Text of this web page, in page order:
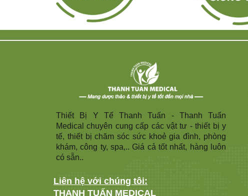
Thiết Bị Y Tế Thanh Tuấn - Thanh Tuấn
Medical chuyên cung cấp các vật tư - thiết bị y
tế, thiết bị chăm sóc sức khoẻ gia đình, phòng
khám, công ty, spa,.. Giá cả tốt nhất, hàng luôn
có sẵn..
Liên hệ với chúng tôi:
THANH TUẤN MEDICAL